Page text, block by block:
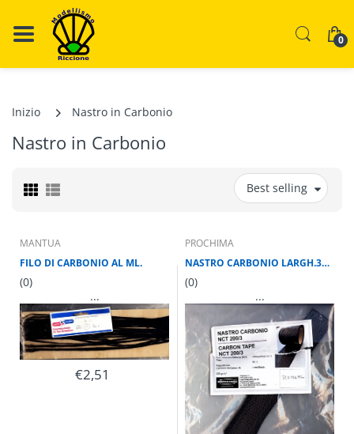
0
Inizio Nastro in Carbonio
Nastro in Carbonio
Best selling
MANTUA
FILO DI CARBONIO AL ML.
(0)
...
€2,51
PROCHIMA
NASTRO CARBONIO LARGH.30 mm LUNGH AL MT
(0)
...